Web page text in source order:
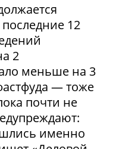
12
2
меньше на 3
— тоже
почти не
именно